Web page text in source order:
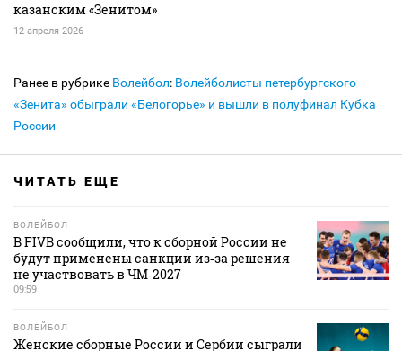
казанским «Зенитом»
12 апреля 2026
Ранее в рубрике Волейбол: Волейболисты петербургского
«Зенита» обыграли «Белогорье» и вышли в полуфинал Кубка
России
ЧИТАТЬ ЕЩЕ
ВОЛЕЙБОЛ
В FIVB сообщили, что к сборной России не
будут применены санкции из‑за решения
не участвовать в ЧМ‑2027
09:59
ВОЛЕЙБОЛ
Женские сборные России и Сербии сыграли